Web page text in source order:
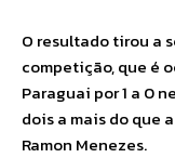
O resultado tirou a
competição, que é
Paraguai por 1 a 0
dois a mais do que
Ramon Menezes.